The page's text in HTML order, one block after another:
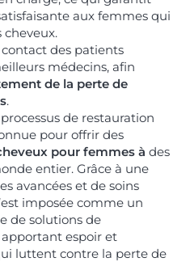
aux femmes qui
des patients
médecins, afin
de la perte de
.
de restauration
pour offrir des
pour femmes à des
entier. Grâce à une
avancées et de soins
imposée comme un
de solutions de
espoir et
luttent contre la perte de